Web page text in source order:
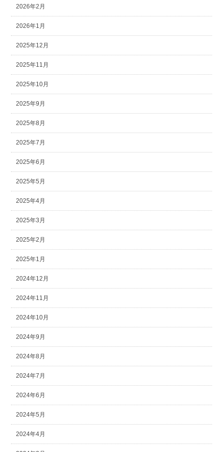
2026年2月
2026年1月
2025年12月
2025年11月
2025年10月
2025年9月
2025年8月
2025年7月
2025年6月
2025年5月
2025年4月
2025年3月
2025年2月
2025年1月
2024年12月
2024年11月
2024年10月
2024年9月
2024年8月
2024年7月
2024年6月
2024年5月
2024年4月